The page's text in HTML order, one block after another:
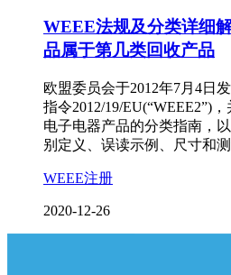
WEEE法规及分类详细
品属于第几类回收产品
欧盟委员会于2012年7月4日
指令2012/19/EU(“WEEE2”)
电子电器产品的分类指南，
别定义、误读示例、尺寸和测
WEEE注册
2020-12-26